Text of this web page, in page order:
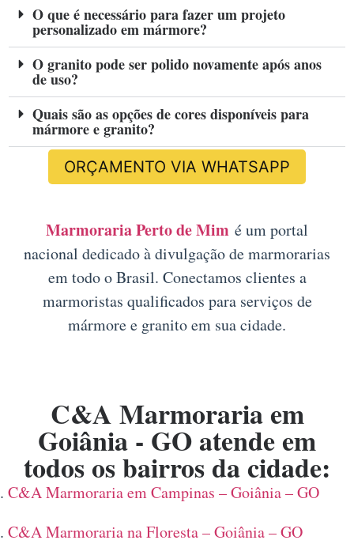
O que é necessário para fazer um projeto
personalizado em mármore?
O granito pode ser polido novamente após anos
de uso?
Quais são as opções de cores disponíveis para
mármore e granito?
ORÇAMENTO VIA WHATSAPP
Marmoraria Perto de Mim é um portal
nacional dedicado à divulgação de marmorarias
em todo o Brasil. Conectamos clientes a
marmoristas qualificados para serviços de
mármore e granito em sua cidade.
C&A Marmoraria em
Goiânia - GOatende em
todos os bairros da cidade:
C&A Marmoraria em Campinas – Goiânia – GO
C&A Marmoraria na Floresta – Goiânia – GO